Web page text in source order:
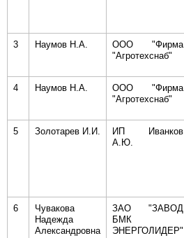
3 Наумов Н.А.
ООО "Фирма
"Агротехснаб"
4 Наумов Н.А.
ООО "Фирма
"Агротехснаб"
5 Золотарев И.И.
ИП Иванков
А.Ю.
6
Чувакова
Надежда
Александровна
ЗАО "ЗАВОД
БМК
ЭНЕРГОЛИДЕР"